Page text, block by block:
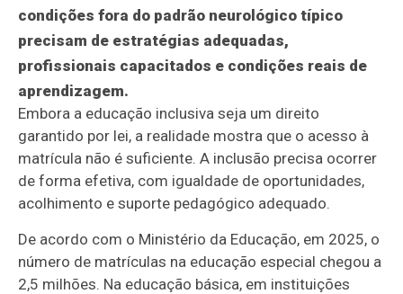
condições fora do padrão neurológico típico
precisam de estratégias adequadas,
profissionais capacitados e condições reais de
aprendizagem.
Embora a educação inclusiva seja um direito
garantido por lei, a realidade mostra que o acesso à
matrícula não é suficiente. A inclusão precisa ocorrer
de forma efetiva, com igualdade de oportunidades,
acolhimento e suporte pedagógico adequado.
De acordo com o Ministério da Educação, em 2025, o
número de matrículas na educação especial chegou a
2,5 milhões. Na educação básica, em instituições